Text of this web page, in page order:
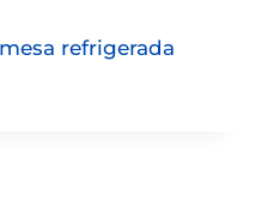
refrigerada